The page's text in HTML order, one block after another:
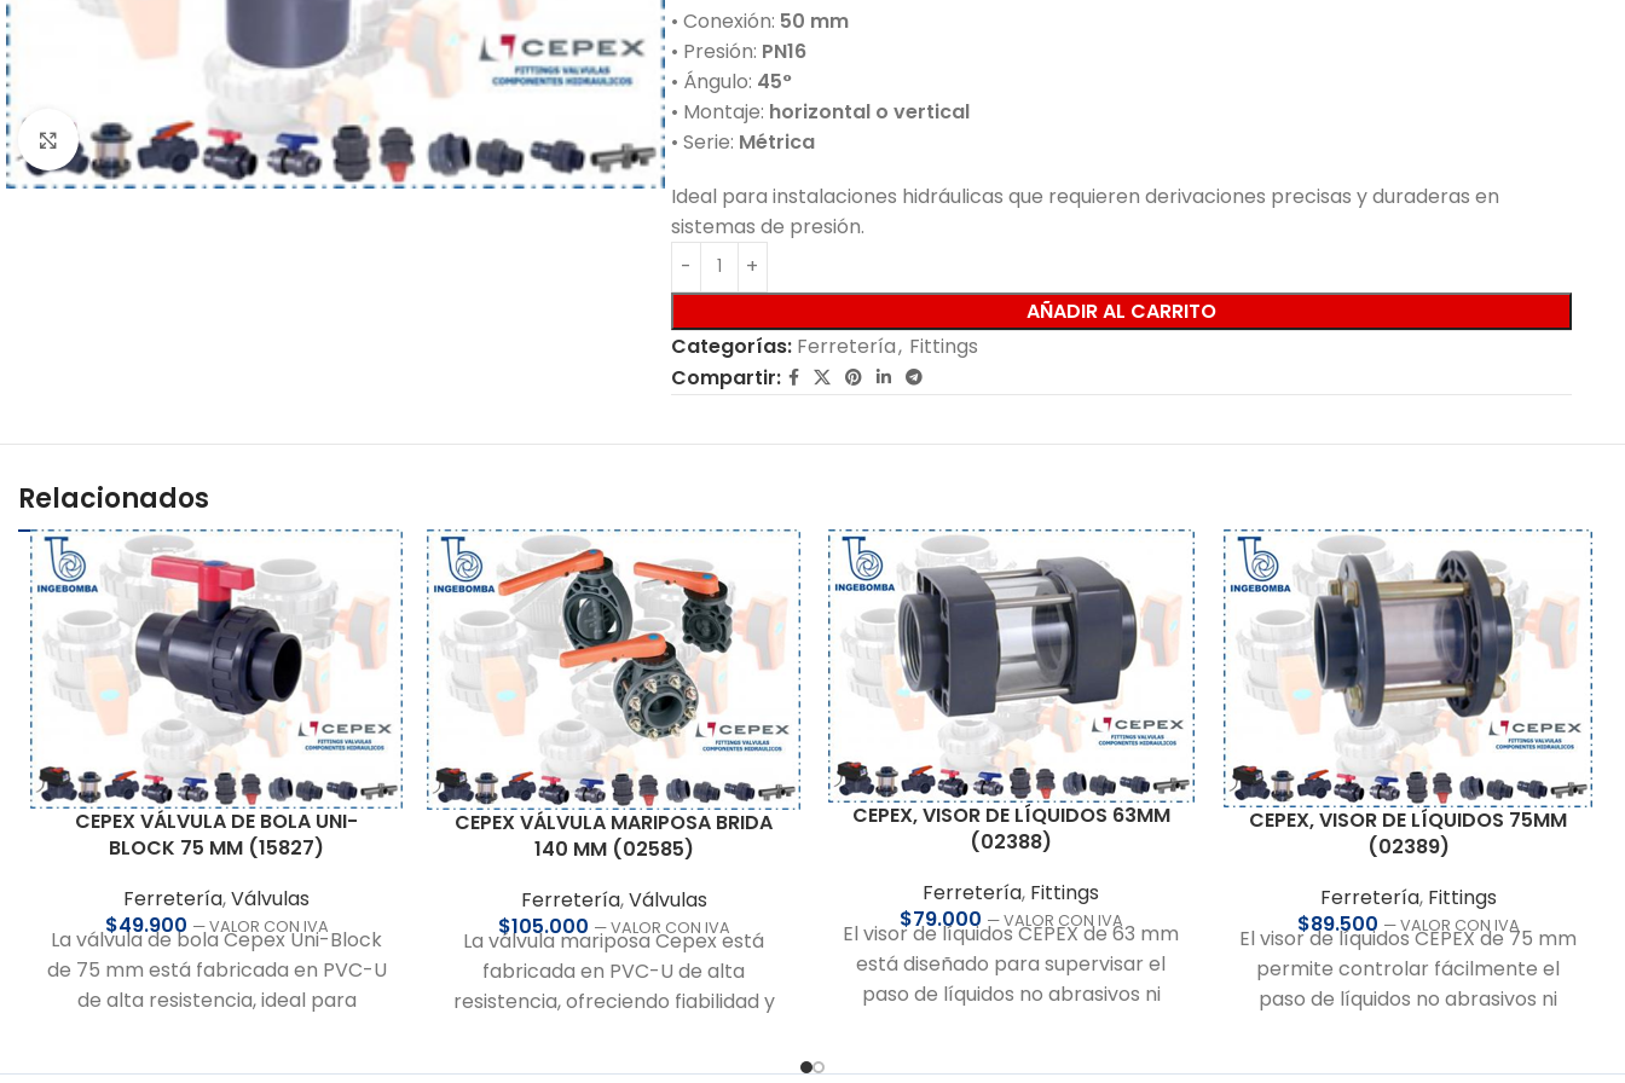
Haga clic para ampliar
• Conexión: 50 mm
• Presión: PN16
• Ángulo: 45°
• Montaje: horizontal o vertical
• Serie: Métrica
Ideal para instalaciones hidráulicas que requieren derivaciones precisas y duraderas en
sistemas de presión.
AÑADIR AL CARRITO
Categorías: Ferretería, Fittings
Compartir:
Relacionados
CEPEX VÁLVULA DE BOLA UNI-
BLOCK 75 MM (15827)
Ferretería,Válvulas
$49.900 — VALOR CON IVA
La válvula de bola Cepex Uni-Block
de 75 mm está fabricada en PVC-U
de alta resistencia, ideal para
CEPEX VÁLVULA MARIPOSA BRIDA
140 MM (02585)
Ferretería,Válvulas
$105.000 — VALOR CON IVA
La válvula mariposa Cepex está
fabricada en PVC-U de alta
resistencia, ofreciendo fiabilidad y
CEPEX, VISOR DE LÍQUIDOS 63MM
(02388)
Ferretería, Fittings
$79.000 — VALOR CON IVA
El visor de líquidos CEPEX de 63 mm
está diseñado para supervisar el
paso de líquidos no abrasivos ni
CEPEX, VISOR DE LÍQUIDOS 75MM
(02389)
Ferretería, Fittings
$89.500 — VALOR CON IVA
El visor de líquidos CEPEX de 75 mm
permite controlar fácilmente el
paso de líquidos no abrasivos ni